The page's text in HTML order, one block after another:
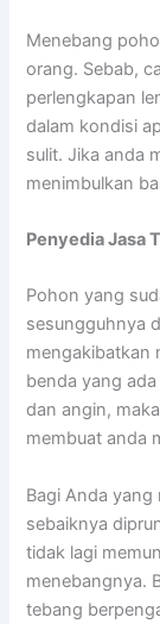
Menebang
orang. Sebab,
perlengkapan
dalam kondisi
sulit. Jika anda
menimbulkan
PenyediaJasa
Pohon yang
sesungguhnya
mengakibatkan
benda yang
dan angin,
membuat anda
Bagi Anda
sebaiknya
tidak lagi
menebangnya.
tebang